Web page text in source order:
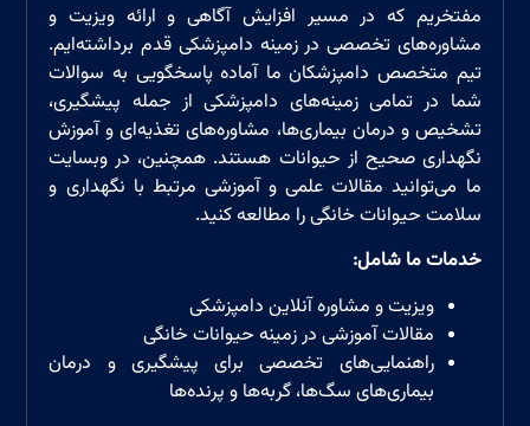
مفتخریم که در مسیر افزایش آگاهی و ارائه ویزیت و
مشاوره‌های تخصصی در زمینه دامپزشکی قدم برداشته‌ایم.
تیم متخصص دامپزشکان ما آماده پاسخگویی به سوالات
شما در تمامی زمینه‌های دامپزشکی از جمله پیشگیری،
تشخیص و درمان بیماری‌ها، مشاوره‌های تغذیه‌ای و آموزش
نگهداری صحیح از حیوانات هستند. همچنین، در وبسایت
ما می‌توانید مقالات علمی و آموزشی مرتبط با نگهداری و
سلامت حیوانات خانگی را مطالعه کنید.
خدمات ما شامل:
ویزیت و مشاوره آنلاین دامپزشکی
مقالات آموزشی در زمینه حیوانات خانگی
راهنمایی‌های تخصصی برای پیشگیری و درمان
بیماری‌های سگ‌ها، گربه‌ها و پرند‌ه‌ها